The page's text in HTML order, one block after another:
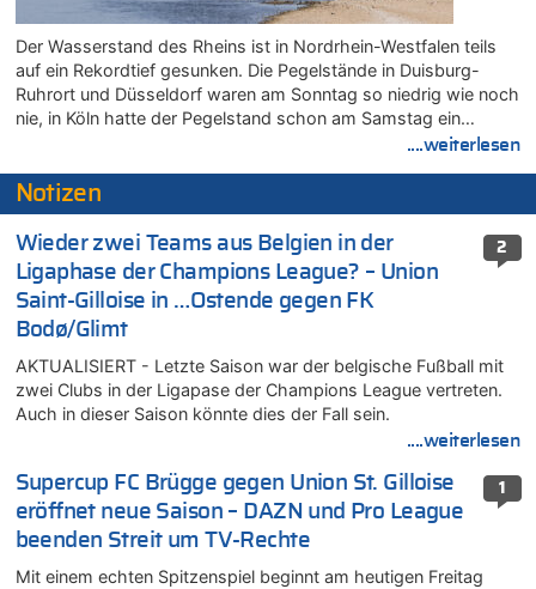
Der Wasserstand des Rheins ist in Nordrhein-Westfalen teils
auf ein Rekordtief gesunken. Die Pegelstände in Duisburg-
Ruhrort und Düsseldorf waren am Sonntag so niedrig wie noch
nie, in Köln hatte der Pegelstand schon am Samstag ein…
....weiterlesen
Notizen
2
Wieder zwei Teams aus Belgien in der
Ligaphase der Champions League? – Union
Saint-Gilloise in …Ostende gegen FK
Bodø/Glimt
AKTUALISIERT - Letzte Saison war der belgische Fußball mit
zwei Clubs in der Ligapase der Champions League vertreten.
Auch in dieser Saison könnte dies der Fall sein.
....weiterlesen
1
Supercup FC Brügge gegen Union St. Gilloise
eröffnet neue Saison – DAZN und Pro League
beenden Streit um TV-Rechte
Mit einem echten Spitzenspiel beginnt am heutigen Freitag